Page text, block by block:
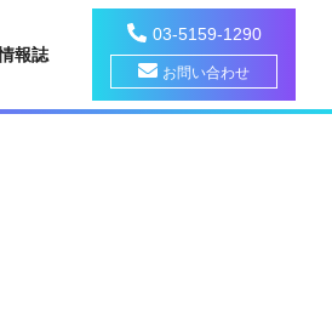
報誌
03-5159-1290
お問い合わせ